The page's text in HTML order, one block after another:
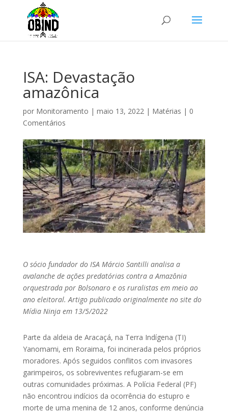
ISA: Devastação
amazônica
por Monitoramento | maio 13, 2022| Matérias | 0
Comentários
O sócio fundador do ISA Márcio Santilli analisa a
avalanche de ações predatórias contra a Amazônia
orquestrada por Bolsonaro e os ruralistas em meio ao
ano eleitoral. Artigo publicado originalmente no site do
Mídia Ninja em 13/5/2022
Parte da aldeia de Aracaçá, na Terra Indígena (TI)
Yanomami, em Roraima, foi incinerada pelos próprios
moradores. Após seguidos conflitos com invasores
garimpeiros, os sobreviventes refugiaram-se em
outras comunidades próximas. A Polícia Federal (PF)
não encontrou indícios da ocorrência do estupro e
morte de uma menina de 12 anos, conforme denúncia